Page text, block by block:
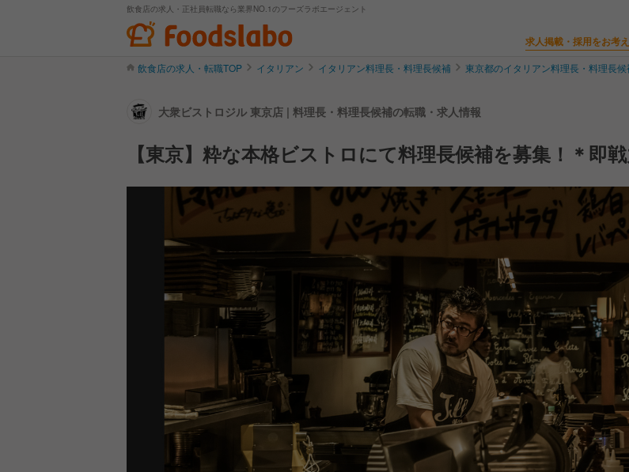
飲食店の求人・正社員転職なら業界NO.1のフーズラボエージェント
求人掲載・採用をお考
飲食店の求人・転職TOP イタリアン イタリアン料理長・料理長候補 東京都のイタリアン料理長・料理長候
大衆ビストロジル 東京店 | 料理長・料理長候補の転職・求人情報
【東京】粋な本格ビストロにて料理長候補を募集！＊即